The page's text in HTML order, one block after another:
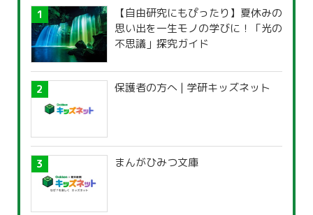
【自由研究にもぴったり】夏休みの
思い出を一生モノの学びに！「光の
不思議」探究ガイド
保護者の方へ | 学研キッズネット
まんがひみつ文庫